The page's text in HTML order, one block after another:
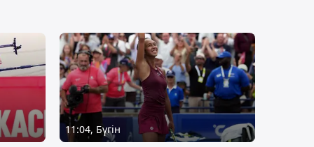
11:04, Бүгін